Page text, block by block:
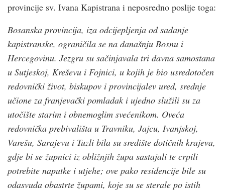
provincije sv. Ivana Kapistrana i neposredno poslije toga:
Bosanska provincija, iza odcijepljenja od sadanje
kapistranske, ograničila se na današnju Bosnu i
Hercegovinu. Jezgru su sačinjavala tri davna samostana
u Sutjeskoj, Kreševu i Fojnici, u kojih je bio usredotočen
redovnički život, biskupov i provincijalev ured, srednje
učione za franjevački pomladak i ujedno služili su za
utočište starim i obnemoglim svećenikom. Oveća
redovnička prebivališta u Travniku, Jajcu, Ivanjskoj,
Varešu, Sarajevu i Tuzli bila su središte dotičnih krajeva,
gdje bi se župnici iz obližnjih župa sastajali te crpili
potrebite naputke i utjehe; ove pako residencije bile su
odasvuda obastrte župami, koje su se sterale po istih